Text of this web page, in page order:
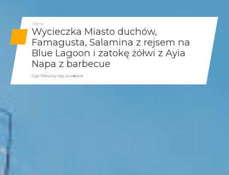
Oferta
Wycieczka Miasto duchów,
Famagusta, Salamina z rejsem na
Blue Lagoon i zatokę żółwi z Ayia
Napa z barbecue
Cypr Północny i rejs w pakiecie